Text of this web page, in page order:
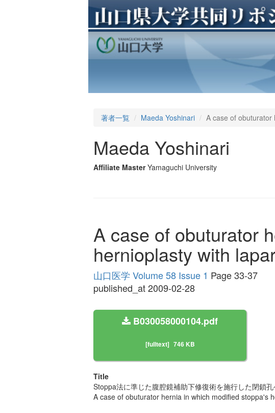
著者一覧 Maeda Yoshinari A case of obuturator
Maeda Yoshinari
Affiliate Master Yamaguchi University
A case of obuturator
hernioplasty with
山口医学 Volume 58 Issue 1 Page 33-37
published_at 2009-02-28
B030058000104.pdf
[fulltext] 746 KB
Title
Stoppa法に準じた腹腔鏡補助下修復術を施行した閉鎖
A case of obuturator hernia in which modified stoppa's